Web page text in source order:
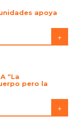
apoya
+
“La
pero la
+